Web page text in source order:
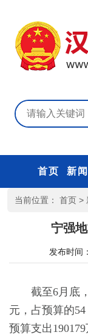
首页 新闻
当前位置： 首页 >
宁强
发布时间
截至6月底
元，占预算的
预算支出